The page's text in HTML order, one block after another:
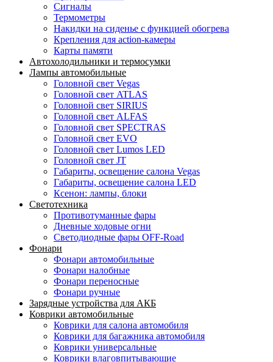
Сигналы
Термометры
Накидки на сиденье с функцией обогрева
Крепления для action-камеры
Карты памяти
Автохолодильники и термосумки
Лампы автомобильные
Головной свет Vegas
Головной свет ATLAS
Головной свет SIRIUS
Головной свет ALFAS
Головной свет SPECTRAS
Головной свет EVO
Головной свет Lumos LED
Головной свет JT
Габариты, освещение салона Vegas
Габариты, освещение салона LED
Ксенон: лампы, блоки
Светотехника
Противотуманные фары
Дневные ходовые огни
Светодиодные фары OFF-Road
Фонари
Фонари автомобильные
Фонари налобные
Фонари переносные
Фонари ручные
Зарядные устройства для АКБ
Коврики автомобильные
Коврики для салона автомобиля
Коврики для багажника автомобиля
Коврики универсальные
Коврики влаговпитывающие